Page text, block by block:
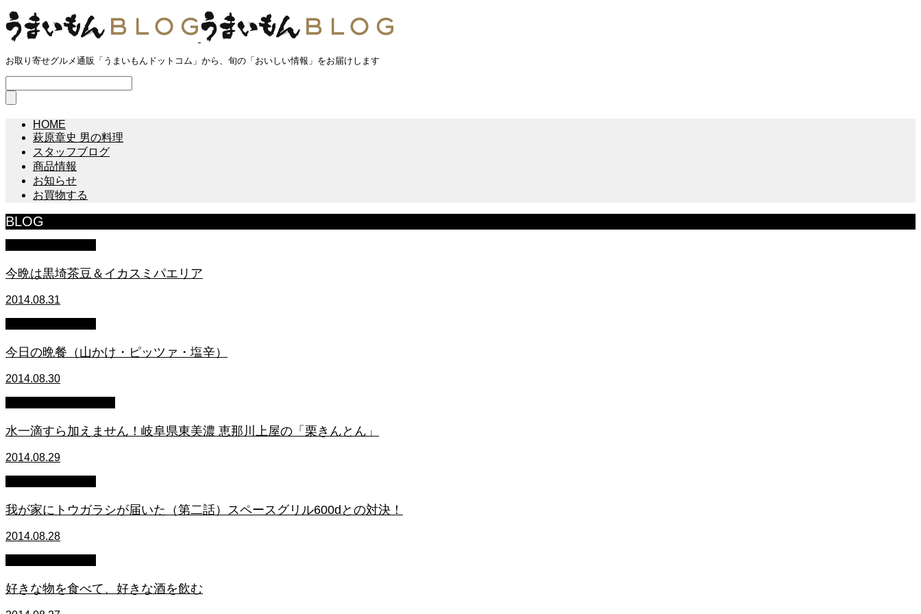
お取り寄せグルメ通販「うまいもんドットコム」から、旬の「おいしい情報」をお届けします
HOME
萩原章史 男の料理
スタッフブログ
商品情報
お知らせ
お買物する
BLOG
今晩は黒埼茶豆＆イカスミパエリア
2014.08.31
今日の晩餐（山かけ・ピッツァ・塩辛）
2014.08.30
水一滴すら加えません！岐阜県東美濃 恵那川上屋の「栗きんとん」
2014.08.29
我が家にトウガラシが届いた（第二話）スペースグリル600dとの対決！
2014.08.28
好きな物を食べて、好きな酒を飲む